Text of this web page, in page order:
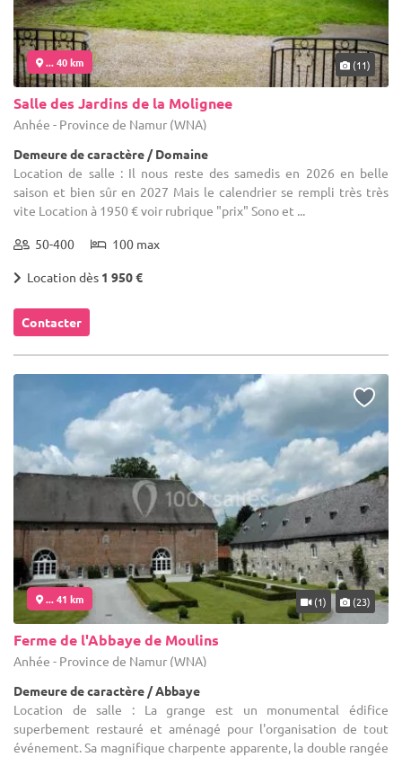
... 40 km (11)
Salle des Jardins de la Molignee
Anhée - Province de Namur (WNA)
Demeure de caractère / Domaine
Location de salle : Il nous reste des samedis en 2026 en belle
saison et bien sûr en 2027 Mais le calendrier se rempli très très
vite Location à 1950 € voir rubrique "prix" Sono et ...
50-400 100 max
Location dès 1 950 €
Contacter
... 41 km (1) (23)
Ferme de l'Abbaye de Moulins
Anhée - Province de Namur (WNA)
Demeure de caractère / Abbaye
Location de salle : La grange est un monumental édifice
superbement restauré et aménagé pour l'organisation de tout
événement. Sa magnifique charpente apparente, la double rangée